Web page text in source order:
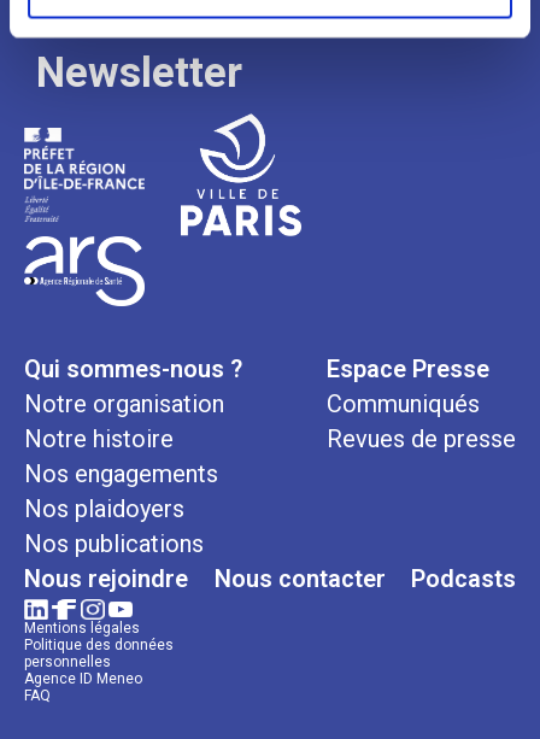
Newsletter
Qui sommes-nous ?
Notre organisation
Notre histoire
Nos engagements
Nos plaidoyers
Nos publications
Espace Presse
Communiqués
Revues de presse
Nous rejoindre Nous contacter Podcasts
Mentions légales
Politique des données
personnelles
Agence ID Meneo
FAQ